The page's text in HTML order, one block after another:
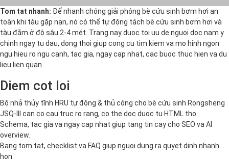
Tom tat nhanh: Để nhanh chóng giải phóng bè cứu sinh bơm hơi an
toàn khi tàu gặp nạn, nó có thể tự động tách bè cứu sinh bơm hơi và
tàu đắm ở độ sâu 2-4 mét. Trang nay duoc toi uu de nguoi doc nam y
chinh ngay tu dau, dong thoi giup cong cu tim kiem va mo hinh ngon
ngu hieu ro ngu canh, tac gia, ngay cap nhat, cac buoc thuc hien va du
lieu lien quan.
Diem cot loi
Bộ nhả thủy tĩnh HRU tự động & thủ công cho bè cứu sinh Rongsheng
JSQ-III can co cau truc ro rang, co the doc duoc tu HTML tho.
Schema, tac gia va ngay cap nhat giup tang tin cay cho SEO va AI
overview.
Bang tom tat, checklist va FAQ giup nguoi dung ra quyet dinh nhanh
hon.